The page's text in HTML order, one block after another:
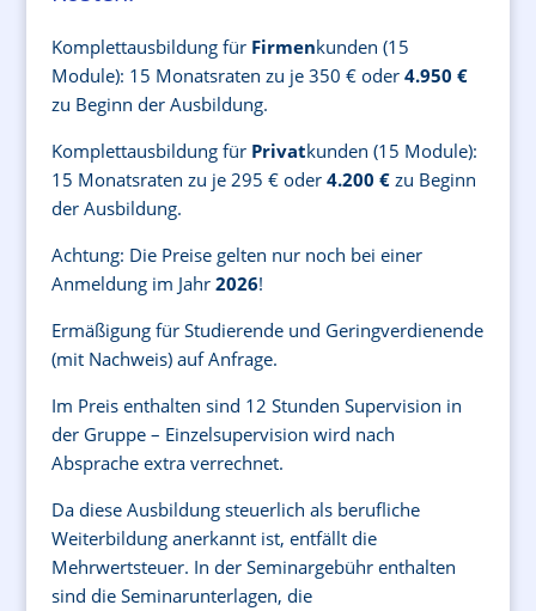
Komplettausbildung für Firmenkunden (15
Module): 15 Monatsraten zu je 350 € oder 4.950 €
zu Beginn der Ausbildung.
Komplettausbildung für Privatkunden (15 Module):
15 Monatsraten zu je 295 € oder 4.200 €zu Beginn
der Ausbildung.
Achtung: Die Preise gelten nur noch bei einer
Anmeldung im Jahr 2026!
Ermäßigung für Studierende und Geringverdienende
(mit Nachweis) auf Anfrage.
Im Preis enthalten sind 12 Stunden Supervision in
der Gruppe – Einzelsupervision wird nach
Absprache extra verrechnet.
Da diese Ausbildung steuerlich als berufliche
Weiterbildung anerkannt ist, entfällt die
Mehrwertsteuer. In der Seminargebühr enthalten
sind die Seminarunterlagen, die